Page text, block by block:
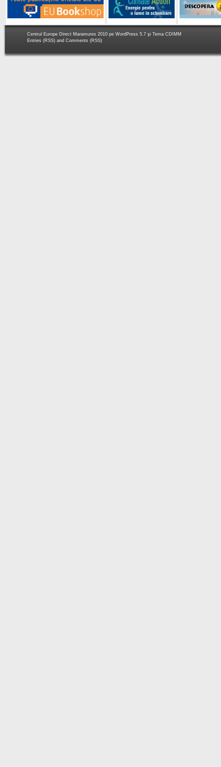
Centrul Europe Direct Maramures 2010 pe WordPress 5.7 şi Tema CDIMM
Entries (RSS) and Comments (RSS)